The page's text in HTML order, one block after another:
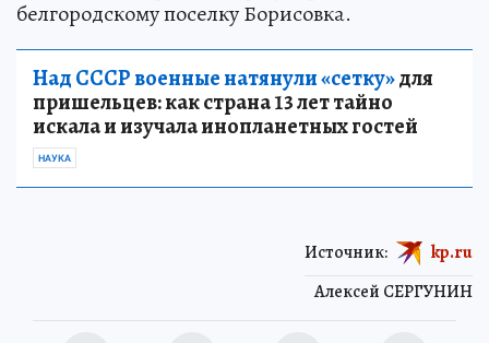
белгородскому поселку Борисовка.
Над СССР военные натянули «сетку»для
пришельцев: как страна 13 лет тайно
искала и изучала инопланетных гостей
НАУКА
Алексей СЕРГУНИН
Источник: kp.ru